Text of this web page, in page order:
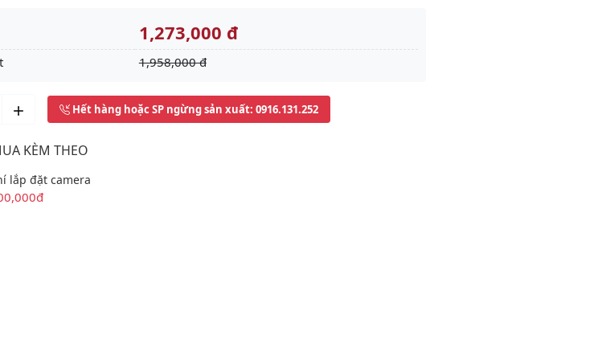
1,273,000 đ
1,958,000 đ
Hết hàng hoặc SP ngừng sản xuất: 0916.131.252
KÈM THEO
lắp đặt camera